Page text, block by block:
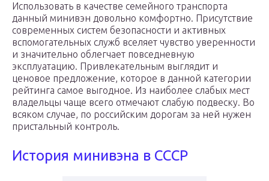
Использовать в качестве семейного транспорта
данный минивэн довольно комфортно. Присутствие
современных систем безопасности и активных
вспомогательных служб вселяет чувство уверенности
и значительно облегчает повседневную
эксплуатацию. Привлекательным выглядит и
ценовое предложение, которое в данной категории
рейтинга самое выгодное. Из наиболее слабых мест
владельцы чаще всего отмечают слабую подвеску. Во
всяком случае, по российским дорогам за ней нужен
пристальный контроль.
История минивэна в СССР